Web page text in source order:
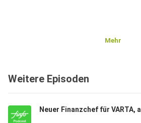
Mehr
Weitere Episoden